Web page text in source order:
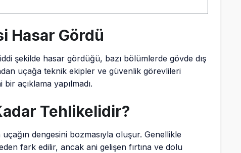
Hasar Gördü
şekilde hasar gördüğü, bazı bölümlerde gövde dış
uçağa teknik ekipler ve güvenlik görevlileri
açıklama yapılmadı.
Tehlikelidir?
dengesini bozmasıyla oluşur. Genellikle
fark edilir, ancak ani gelişen fırtına ve dolu